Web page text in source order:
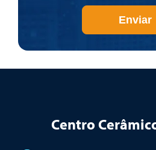
Enviar
Centro